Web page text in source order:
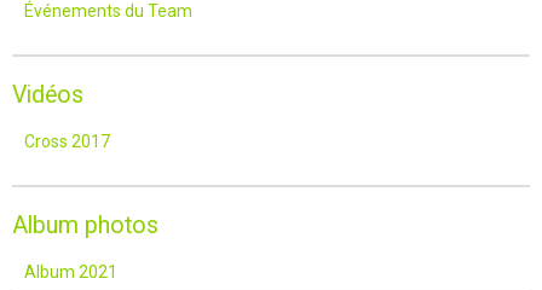
Événements du Team
Vidéos
Cross 2017
Album photos
Album 2021